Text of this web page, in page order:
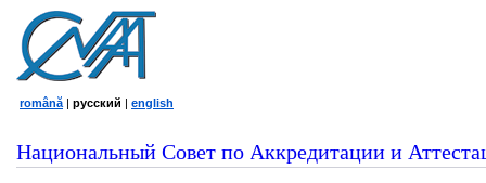
română | русский | english
Национальный Совет по Аккредитации и